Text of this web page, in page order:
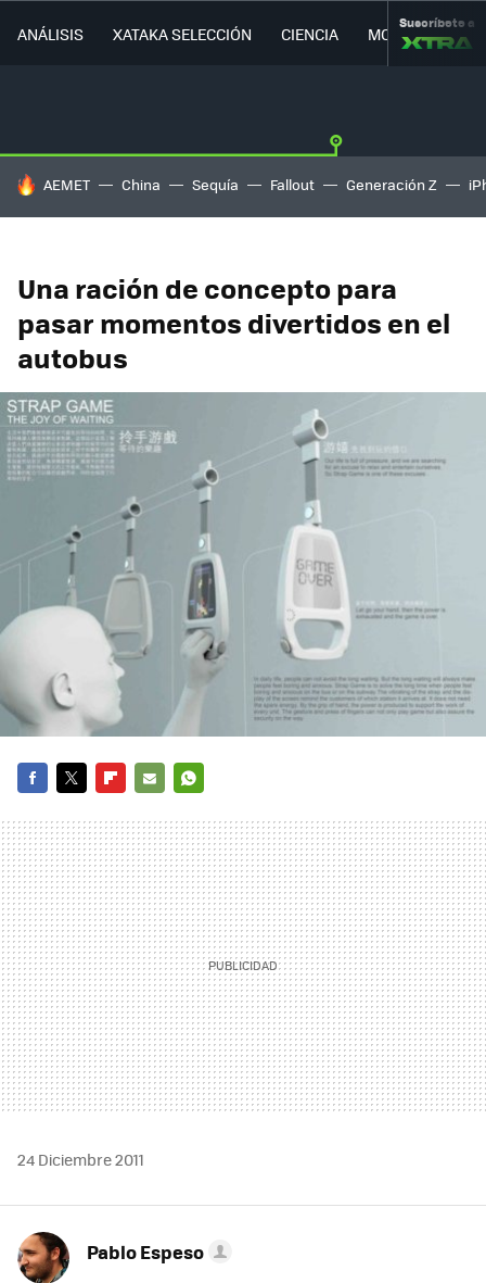
ANÁLISIS XATAKA SELECCIÓN CIENCIA MOVILIDAD
Suscríbete a
HOY SE HABLA DE
AEMET China Sequía Fallout Generación Z
Una ración de concepto para
pasar momentos divertidos en el
autobus
MAIL
24 Diciembre 2011
Pablo Espeso